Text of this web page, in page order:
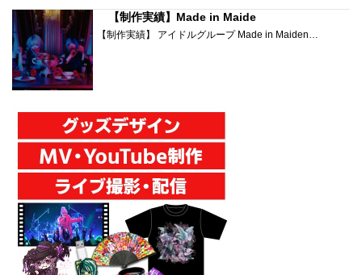
【制作実績】Made in Maide
【制作実績】 アイドルグループ Made in Maiden…